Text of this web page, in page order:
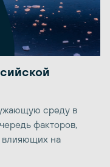
среду в
факторов,
влияющих на